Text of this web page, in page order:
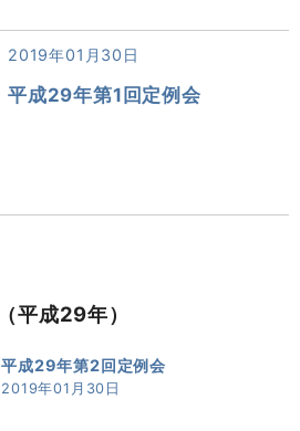
2019年01月30日
平成29年第1回定例会
（平成29年）
平成29年第2回定例会
2019年01月30日